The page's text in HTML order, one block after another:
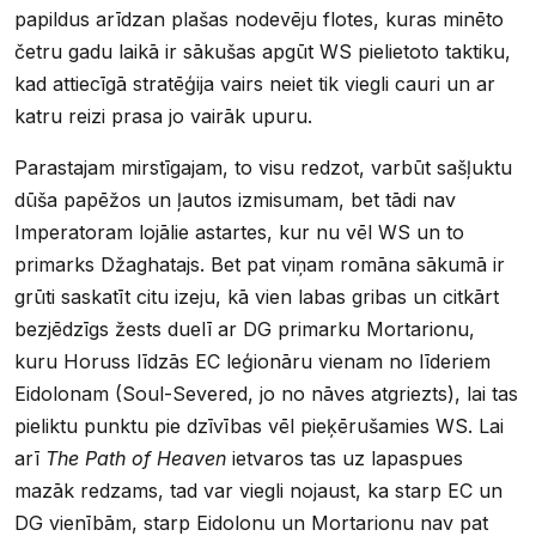
papildus arīdzan plašas nodevēju flotes, kuras minēto
četru gadu laikā ir sākušas apgūt WS pielietoto taktiku,
kad attiecīgā stratēģija vairs neiet tik viegli cauri un ar
katru reizi prasa jo vairāk upuru.
Parastajam mirstīgajam, to visu redzot, varbūt sašļuktu
dūša papēžos un ļautos izmisumam, bet tādi nav
Imperatoram lojālie astartes, kur nu vēl WS un to
primarks Džaghatajs. Bet pat viņam romāna sākumā ir
grūti saskatīt citu izeju, kā vien labas gribas un citkārt
bezjēdzīgs žests duelī ar DG primarku Mortarionu,
kuru Horuss līdzās EC leģionāru vienam no līderiem
Eidolonam (Soul-Severed, jo no nāves atgriezts), lai tas
pieliktu punktu pie dzīvības vēl pieķērušamies WS. Lai
arī The Path of Heaven ietvaros tas uz lapaspues
mazāk redzams, tad var viegli nojaust, ka starp EC un
DG vienībām, starp Eidolonu un Mortarionu nav pat